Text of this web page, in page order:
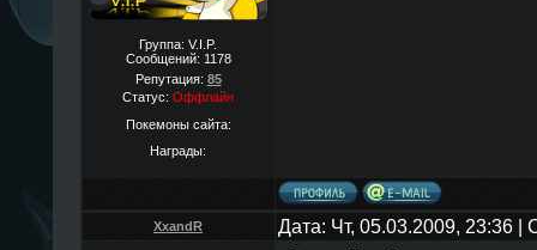
Группа: V.I.P.
Сообщений: 1178
Репутация: 85
Статус: Оффлайн
Покемоны сайта:
Награды:
XxandR Дата: Чт, 05.03.2009, 23:36